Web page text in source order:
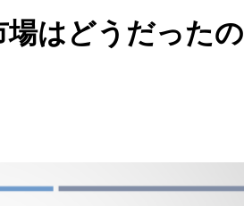
はどうだったの